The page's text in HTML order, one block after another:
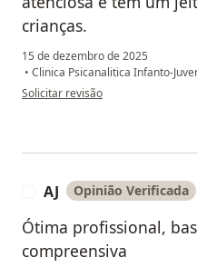
crianças.
15 de dezembro de 2025
• Clinica Psicanalitica Infanto-
na opinião do utilizador Sua conta
Solicitar revisão
AJ Opinião Verificada
Ótima profissional,
compreensiva